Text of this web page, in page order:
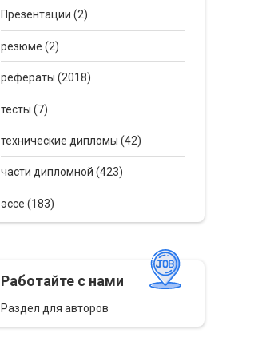
Презентации (2)
резюме (2)
рефераты (2018)
тесты (7)
технические дипломы (42)
части дипломной (423)
эссе (183)
Работайте с нами
Раздел для авторов